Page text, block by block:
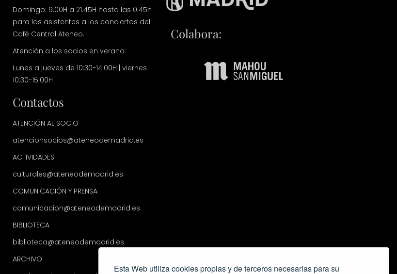
Esta Web utiliza cookies propias y de terceros necesarias para su
Domingo: 9.00H a 21.45H hasta las 0.45h
para los asistentes a los conciertos del
Café Central Ateneo.
Atención a los socios en verano:
Lunes a jueves de 10:30-14:00H | viernes
10:30-15:00H
Contactos
ATENCIÓN AL SOCIO
atencionsocios@ateneodemadrid.es
ACTIVIDADES:
culturales@ateneodemadrid.es
COMUNICACIÓN Y PRENSA
comunicacion@ateneodemadrid.es
BIBLIOTECA
biblioteca@ateneodemadrid.es
ARCHIVO
Colabora: